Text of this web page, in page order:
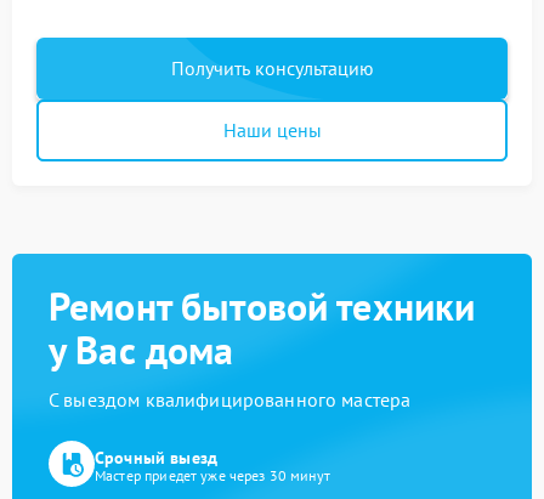
Получить консультацию
Наши цены
Ремонт бытовой техники
у Вас дома
С выездом квалифицированного мастера
Срочный выезд
Мастер приедет уже через 30 минут